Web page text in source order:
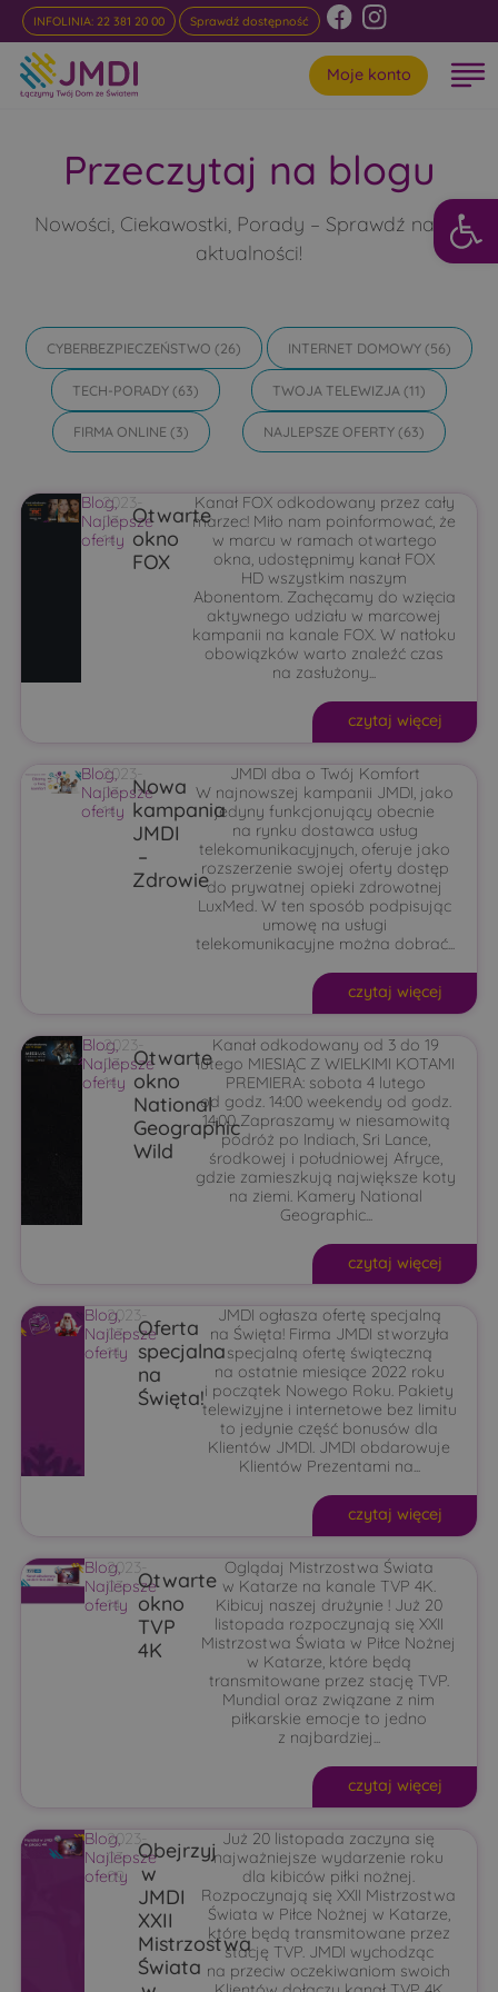
INFOLINIA: 22 381 20 00 Sprawdź dostępność
Moje konto
Przeczytaj na blogu
Nowości, Ciekawostki, Porady – Sprawdź nasze
aktualności!
CYBERBEZPIECZEŃSTWO (26) INTERNET DOMOWY(56)
TECH-PORADY(63) TWOJA TELEWIZJA (11)
FIRMA ONLINE(3) NAJLEPSZE OFERTY(63)
Blog,
Najlepsze
oferty
2023-
03-
14
Otwarte
okno
FOX
Kanał FOX odkodowany przez cały
marzec! Miło nam poinformować, że
w marcu w ramach otwartego
okna, udostępnimy kanał FOX
HD wszystkim naszym
Abonentom. Zachęcamy do wzięcia
aktywnego udziału w marcowej
kampanii na kanale FOX. W natłoku
obowiązków warto znaleźć czas
na zasłużony...
czytaj więcej
Blog,
Najlepsze
oferty
2023-
03-
14
Nowa
kampania
JMDI
–
Zdrowie
JMDI dba o Twój Komfort
W najnowszej kampanii JMDI, jako
jedyny funkcjonujący obecnie
na rynku dostawca usług
telekomunikacyjnych, oferuje jako
rozszerzenie swojej oferty dostęp
do prywatnej opieki zdrowotnej
LuxMed. W ten sposób podpisując
umowę na usługi
telekomunikacyjne można dobrać...
czytaj więcej
Blog
Najlepsze
oferty
2023-
03-
14
Otwarte
okno
National
Geographic
Wild
Kanał odkodowany od 3 do 19
lutego MIESIĄC Z WIELKIMI KOTAMI
PREMIERA: sobota 4 lutego
od godz. 14:00 weekendy od godz.
14:00 Zapraszamy w niesamowitą
podróż po Indiach, Sri Lance,
środkowej i południowej Afryce,
gdzie zamieszkują największe koty
na ziemi. Kamery National
Geographic...
czytaj więcej
Blog,
Najlepsze
oferty
2023-
03-
14
Oferta
specjalna
na
Święta!
JMDI ogłasza ofertę specjalną
na Święta! Firma JMDI stworzyła
specjalną ofertę świąteczną
na ostatnie miesiące 2022 roku
i początek Nowego Roku. Pakiety
telewizyjne i internetowe bez limitu
to jedynie część bonusów dla
Klientów JMDI. JMDI obdarowuje
Klientów Prezentami na...
czytaj więcej
Blog,
Najlepsze
oferty
2023-
03-
14
Otwarte
okno
TVP
4K
Oglądaj Mistrzostwa Świata
w Katarze na kanale TVP 4K.
Kibicuj naszej drużynie ! Już 20
listopada rozpoczynają się XXII
Mistrzostwa Świata w Piłce Nożnej
w Katarze, które będą
transmitowane przez stację TVP.
Mundial oraz związane z nim
piłkarskie emocje to jedno
z najbardziej...
czytaj więcej
Blog
Najlepsze
oferty
2023-
03-
09
Obejrzyj
w
JMDI
XXII
Mistrzostwa
Świata
Już 20 listopada zaczyna się
najważniejsze wydarzenie roku
dla kibiców piłki nożnej.
Rozpoczynają się XXII Mistrzostwa
Świata w Piłce Nożnej w Katarze,
które będą transmitowane przez
stację TVP. JMDI wychodząc
na przeciw oczekiwaniom swoich